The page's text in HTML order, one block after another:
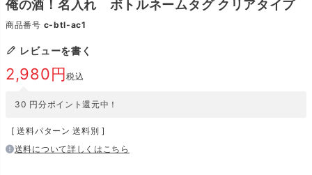
俺の酒！名入れ ボトルネームタグ クリアタイプ
商品番号 c-btl-ac1
レビューを書く
2,980 税込
30 円分ポイント還元中！
送料パターン 送料別
送料について詳しくはこちら